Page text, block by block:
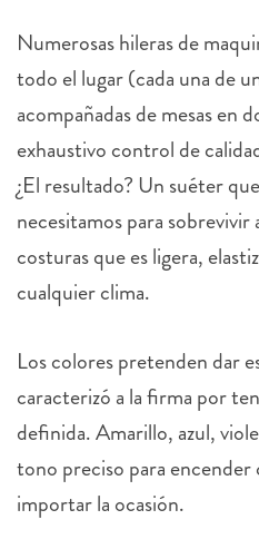
Numerosas hileras de
todo el lugar (cada una de
acompañadas de mesas en
exhaustivo control de
¿El resultado? Un suéter
necesitamos para sobrevivir
costuras que es ligera,
cualquier clima.
Los colores pretenden dar
caracterizó a la firma por
definida. Amarillo, azul,
tono preciso para
importar la ocasión.